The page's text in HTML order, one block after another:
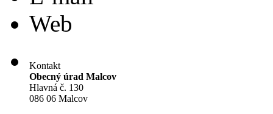
Web
Kontakt
Obecný úrad Malcov
Hlavná č. 130
086 06 Malcov